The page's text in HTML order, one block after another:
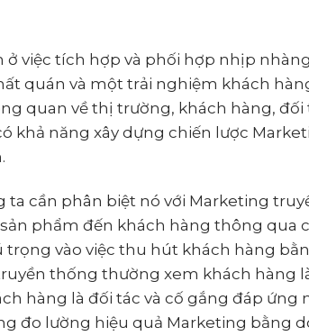
việc tích hợp và phối hợp nhịp
quán và một trải nghiệm khách
quan về thị trường, khách hàng, đối
khả năng xây dựng chiến lược
cần phân biệt nó với Marketing
phẩm đến khách hàng thông qua
vào việc thu hút khách hàng
thống thường xem khách hàng
hàng là đối tác và cố gắng đáp ứng
đo lường hiệu quả Marketing bằng